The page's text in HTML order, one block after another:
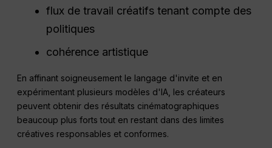
flux de travail créatifs tenant compte des
politiques
cohérence artistique
En affinant soigneusement le langage d'invite et en
expérimentant plusieurs modèles d'IA, les créateurs
peuvent obtenir des résultats cinématographiques
beaucoup plus forts tout en restant dans des limites
créatives responsables et conformes.